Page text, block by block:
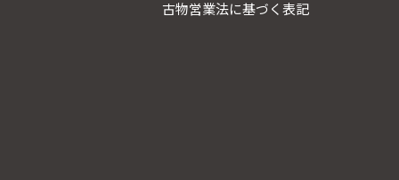
古物営業法に基づく表記